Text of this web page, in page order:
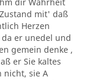
mit' daß
Herzen
da er unedel und
gemein denke ,
er Sie kaltes
nicht, sie A